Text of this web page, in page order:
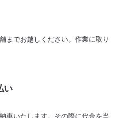
までお越しください。作業に取り
い
車いたします。その際に代金を当